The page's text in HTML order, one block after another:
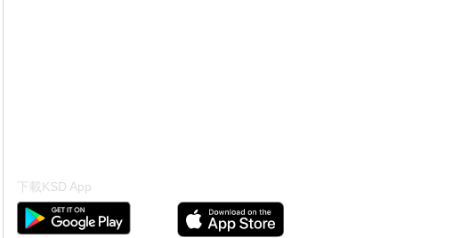
下載KSD App